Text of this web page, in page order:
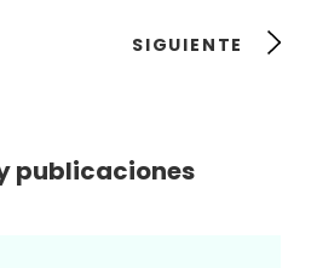
SIGUIENTE
publicaciones